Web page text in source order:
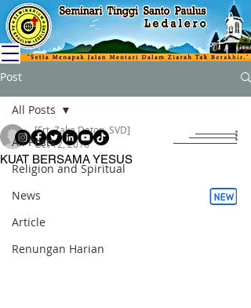
Post
All Posts
Religion and Spiritual
News
Article
Renungan Harian
All Posts
KUAT BERSAMA YESUS
[Frt. Zaka Daton, SVD]
Oct 12, 2018